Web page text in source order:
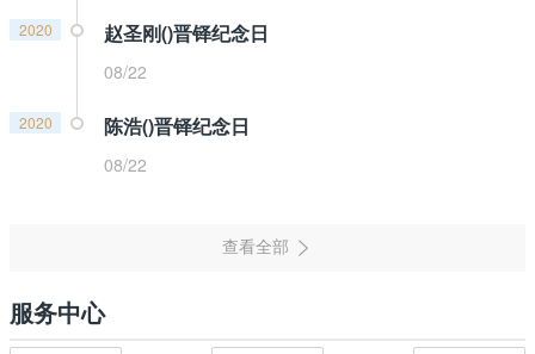
2020 赵圣刚()晋铎纪念日
08/22
2020 陈浩()晋铎纪念日
08/22
服务中心